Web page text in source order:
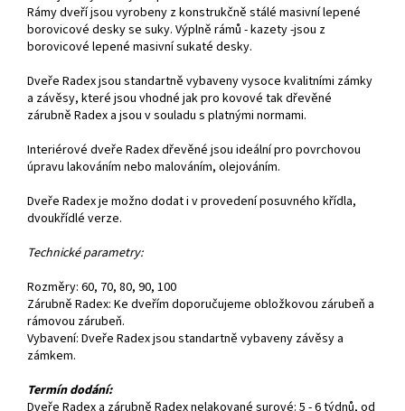
Rámy dveří jsou vyrobeny z konstrukčně stálé masivní lepené
borovicové desky se suky. Výplně rámů - kazety -jsou z
borovicové lepené masivní sukaté desky.
Dveře Radex jsou standartně vybaveny vysoce kvalitními zámky
a závěsy, které jsou vhodné jak pro kovové tak dřevěné
zárubně Radex a jsou v souladu s platnými normami.
Interiérové dveře Radex dřevěné jsou ideální pro povrchovou
úpravu lakováním nebo malováním, olejováním.
Dveře Radex je možno dodat i v provedení posuvného křídla,
dvoukřídlé verze.
Technické parametry:
Rozměry: 60, 70, 80, 90, 100
Zárubně Radex: Ke dveřím doporučujeme obložkovou zárubeň a
rámovou zárubeň.
Vybavení: Dveře Radex jsou standartně vybaveny závěsy a
zámkem.
Termín dodání: